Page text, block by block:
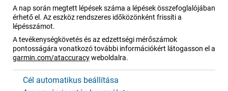
A nap során megtett lépések száma a lépések összefoglalójában
érhető el. Az eszköz rendszeres időközönként frissíti a
lépésszámot.
A tevékenységkövetés és az edzettségi mérőszámok
pontosságára vonatkozó további információkért látogasson el a
garmin.com/ataccuracyweboldalra.
Cél automatikus beállítása